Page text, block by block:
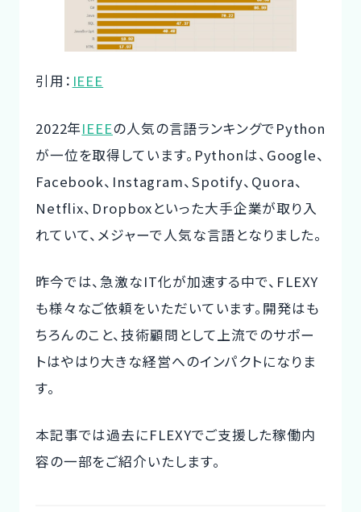
イベント/マガジン
今すぐ無料で登録 ログイン
CTOイベント
CTOインタビュー
開発手法と体制
a
o
引用： IEEE
2022年IEEEの人気の言語ランキングでPython
が一位を取得しています。Pythonは、Google、
Facebook、Instagram、Spotify、Quora、
Netflix、Dropboxといった大手企業が取り入
れていて、メジャーで人気な言語となりました。
昨今では、急激なIT化が加速する中で、FLEXY
も様々なご依頼をいただいています。開発はも
ちろんのこと、技術顧問として上流でのサポー
トはやはり大きな経営へのインパクトになりま
す。
本記事では過去にFLEXYでご支援した稼働内
容の一部をご紹介いたします。